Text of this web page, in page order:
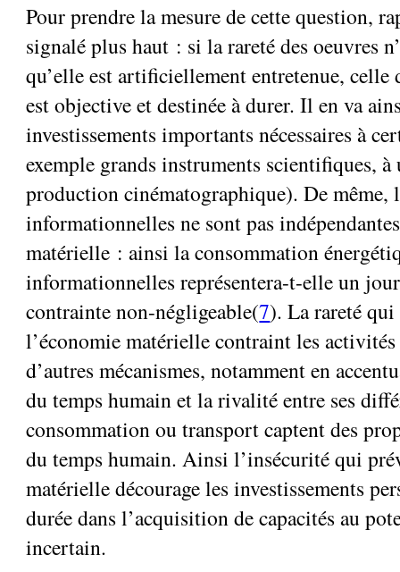
Pour prendre la mesure de cette question,
signalé plus haut : si la rareté des oeuvres
qu’elle est artificiellement entretenue, celle
est objective et destinée à durer. Il en va
investissements importants nécessaires à
exemple grands instruments scientifiques,
production cinématographique). De même,
informationnelles ne sont pas
matérielle : ainsi la consommation
informationnelles représentera-t-elle un
contrainte non-négligeable(7). La rareté
l’économie matérielle contraint les
d’autres mécanismes, notamment en
du temps humain et la rivalité entre ses
consommation ou transport captent des
du temps humain. Ainsi l’insécurité qui
matérielle décourage les investissements
durée dans l’acquisition de capacités au
incertain.